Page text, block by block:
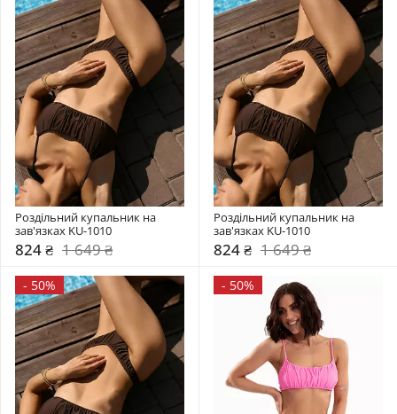
Роздільний купальник на
зав'язках KU-1010
824 ₴ 1 649 ₴
Роздільний купальник на
зав'язках KU-1010
824 ₴ 1 649 ₴
- 50% - 50%